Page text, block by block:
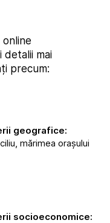
detalii mai
precum:
geografice:
mărimea orașului
socioeconomice: